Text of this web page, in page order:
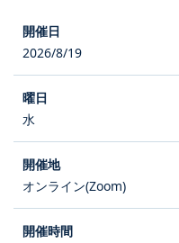
2026/8/19
水
オンライン(Zoom)